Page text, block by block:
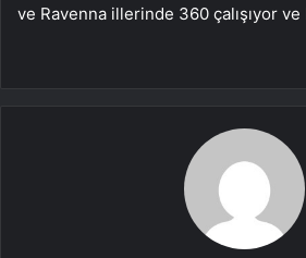
ve Ravenna illerinde 360 ​​çalışıyor ve